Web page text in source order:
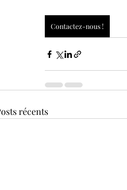
Contactez-nous !
récents